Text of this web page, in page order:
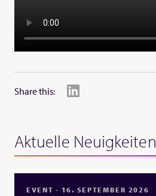
Share this:
Aktuelle Neuigkeiten
EVENT - 16. SEPTEMBER 2026